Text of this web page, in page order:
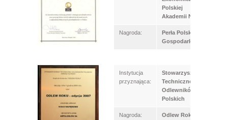
Polskiej
Akademii Nauk
Nagroda:
Perła Polskiej
Gospodarki
Instytucja
przyznająca:
Stowarzyszenie
Techniczne
Odlewników
Polskich
Nagroda:
Odlew Roku